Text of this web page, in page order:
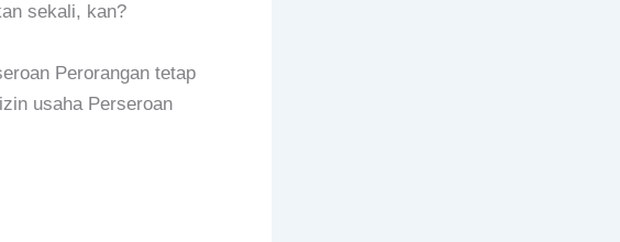
sekali, kan?
Perorangan tetap
usaha Perseroan